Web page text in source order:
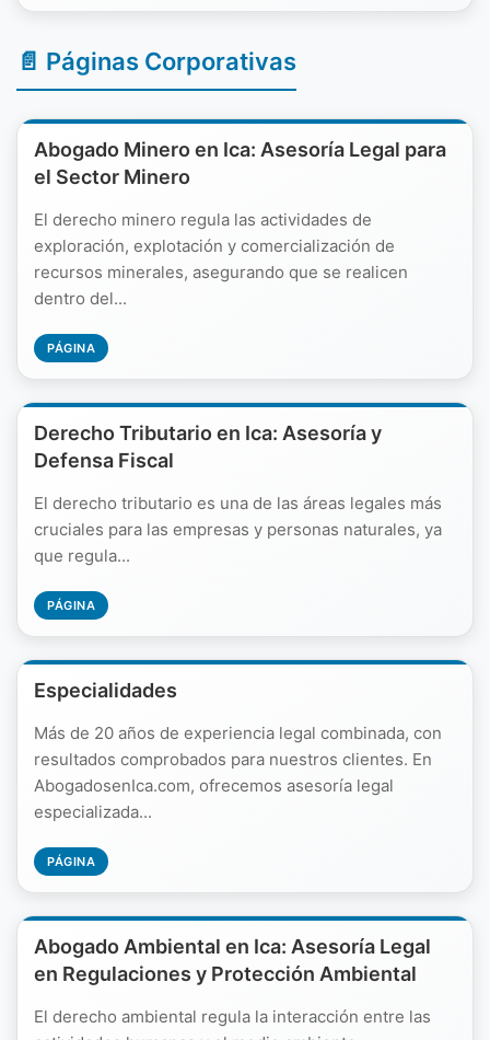
📄 Páginas Corporativas
Abogado Minero en Ica: Asesoría Legal para
el Sector Minero
El derecho minero regula las actividades de
exploración, explotación y comercialización de
recursos minerales, asegurando que se realicen
dentro del...
PÁGINA
Derecho Tributario en Ica: Asesoría y
Defensa Fiscal
El derecho tributario es una de las áreas legales más
cruciales para las empresas y personas naturales, ya
que regula...
PÁGINA
Especialidades
Más de 20 años de experiencia legal combinada, con
resultados comprobados para nuestros clientes. En
AbogadosenIca.com, ofrecemos asesoría legal
especializada...
PÁGINA
Abogado Ambiental en Ica: Asesoría Legal
en Regulaciones y Protección Ambiental
El derecho ambiental regula la interacción entre las